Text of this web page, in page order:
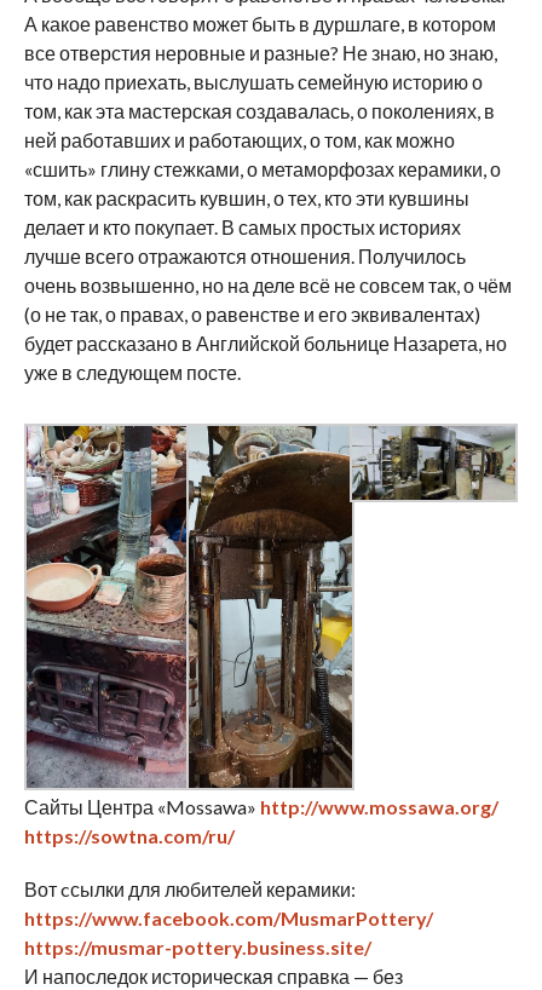
А какое равенство может быть в дуршлаге, в котором
все отверстия неровные и разные? Не знаю, но знаю,
что надо приехать, выслушать семейную историю о
том, как эта мастерская создавалась, о поколениях, в
ней работавших и работающих, о том, как можно
«сшить» глину стежками, о метаморфозах керамики, о
том, как раскрасить кувшин, о тех, кто эти кувшины
делает и кто покупает. В самых простых историях
лучше всего отражаются отношения. Получилось
очень возвышенно, но на деле всё не совсем так, о чём
(о не так, о правах, о равенстве и его эквивалентах)
будет рассказано в Английской больнице Назарета, но
уже в следующем посте.
Сайты Центра «Mossawa» http://www.mossawa.org/
https://sowtna.com/ru/
Вот cсылки для любителей керамики:
https://www.facebook.com/MusmarPottery/
https://musmar-pottery.business.site/
И напоследок историческая справка — без